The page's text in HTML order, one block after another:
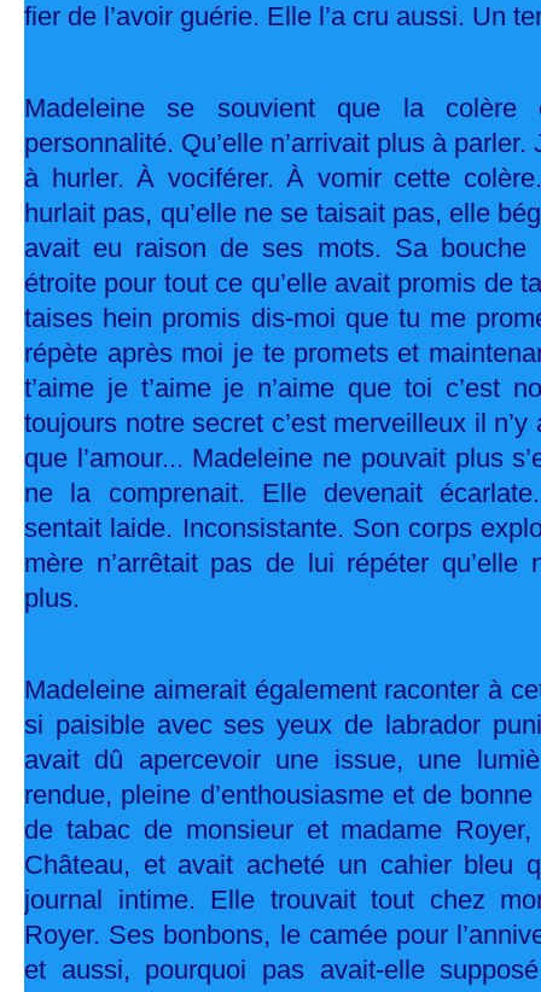
fier de l’avoir guérie. Elle l’a cru aussi. Un
Madeleine se souvient que la colère
personnalité. Qu’elle n’arrivait plus à
à hurler. À vociférer. À vomir cette
hurlait pas, qu’elle ne se taisait pas, elle
avait eu raison de ses mots. Sa bouche
étroite pour tout ce qu’elle avait promis de
taises hein promis dis-moi que tu me
répète après moi je te promets et
t’aime je t’aime je n’aime que toi c’est
toujours notre secret c’est merveilleux il
que l’amour... Madeleine ne pouvait plus
ne la comprenait. Elle devenait
sentait laide. Inconsistante. Son corps
mère n’arrêtait pas de lui répéter qu’elle
plus.
Madeleine aimerait également raconter à
si paisible avec ses yeux de labrador
avait dû apercevoir une issue, une
rendue, pleine d’enthousiasme et de
de tabac de monsieur et madame
Château, et avait acheté un cahier bleu
journal intime. Elle trouvait tout chez
Royer. Ses bonbons, le camée pour
et aussi, pourquoi pas avait-elle